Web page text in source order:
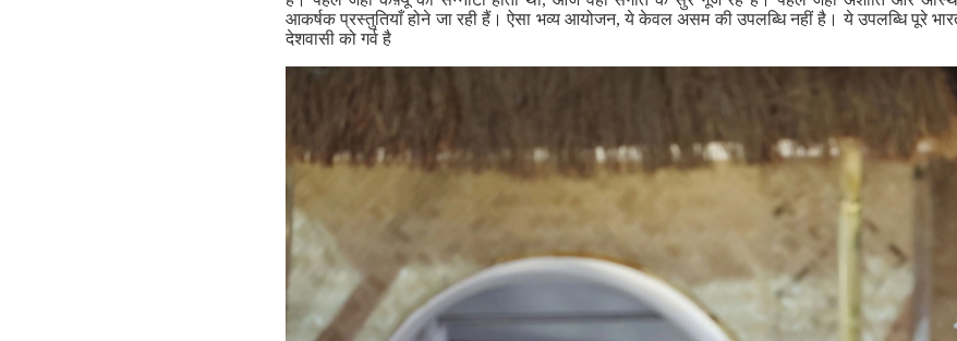
आकर्षक प्रस्तुतियाँ होने जा रही हैं। ऐसा भव्य आयोजन, ये केवल असम की उपलब्धि नहीं है। ये उपलब्धि पूरे
देशवासी को गर्व है